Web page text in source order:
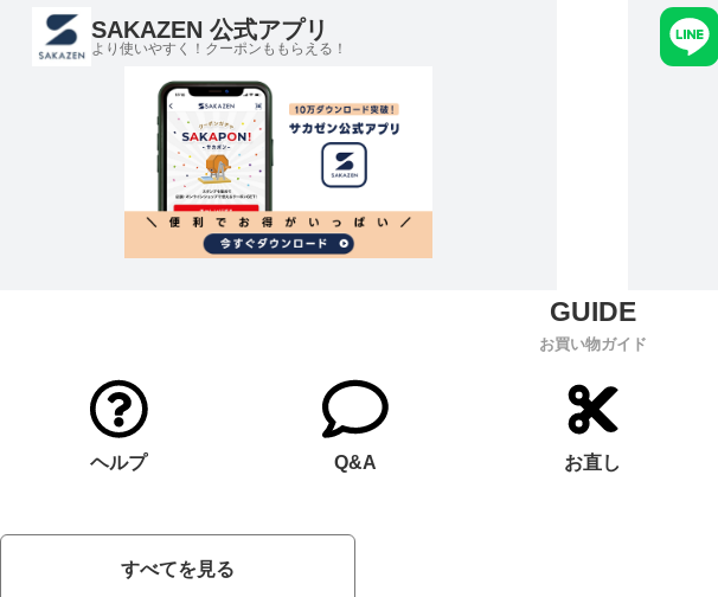
SAKAZEN 公式アプリ
より使いやすく！クーポンももらえる！
お買い物ガイド
ヘルプ Q&A お直し
すべてを見る